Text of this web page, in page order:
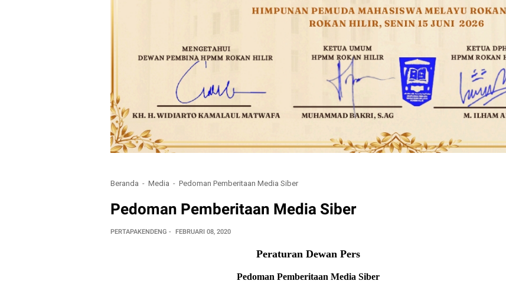
Beranda Media Pedoman Pemberitaan Media Siber
Pedoman Pemberitaan Media Siber
PERTAPAKENDENG FEBRUARI 08, 2020
Peraturan Dewan Pers
Pedoman Pemberitaan Media Siber